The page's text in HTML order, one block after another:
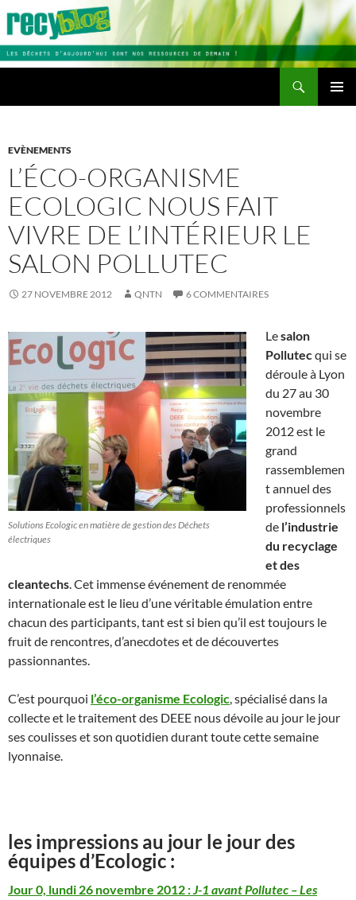
Aller
contenu
EVÈNEMENTS
L’ÉCO-ORGANISME
ECOLOGIC NOUS FAIT
VIVRE DE L’INTÉRIEUR LE
SALON POLLUTEC
27 NOVEMBRE 2012 QNTN 6 COMMENTAIRES
Solutions Ecologic en matière de gestion des Déchets
électriques
Lesalon
Pollutecqui se
déroule à Lyon
du 27 au 30
novembre
2012 est le
grand
rassemblemen
t annuel des
professionnels
de l’industrie
du recyclage
et des
cleantechs. Cet immense événement de renommée
internationale est le lieu d’une véritable émulation entre
chacun des participants, tant est si bien qu’il est toujours le
fruit de rencontres, d’anecdotes et de découvertes
passionnantes.
C’est pourquoi l’éco-organisme Ecologic, spécialisé dans la
collecte et le traitement des DEEE nous dévoile au jour le jour
ses coulisses et son quotidien durant toute cette semaine
lyonnaise.
les impressions au jour le jour des
équipes d’Ecologic :
Jour 0, lundi 26 novembre 2012 :J-1 avant Pollutec – Les